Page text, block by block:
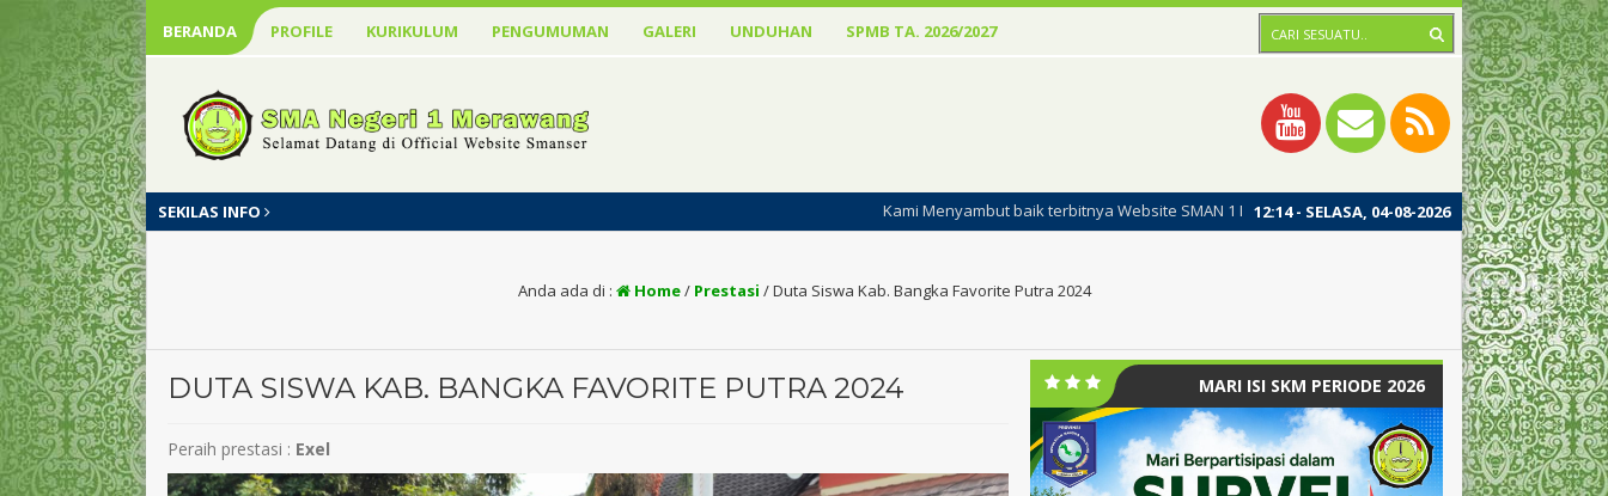
BERANDA PROFILE KURIKULUM PENGUMUMAN GALERI UNDUHAN SPMB TA. 2026/2027
SEKILAS INFO 12:14 - SELASA, 04-08-2026
Kami Menyambut baik terbitnya Website SMAN 1 MERAWANG, dengan harapan dipublikasinya website ini dapat
Anda ada di : Home/ Prestasi /Duta Siswa Kab. Bangka Favorite Putra 2024
DUTA SISWA KAB. BANGKA FAVORITE PUTRA 2024
Peraih prestasi : Exel
MARI ISI SKM PERIODE 2026